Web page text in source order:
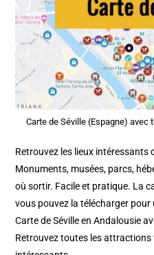
Carte de Séville (Espagne)
Retrouvez les lieux intéressants
Monuments, musées, parcs,
où sortir. Facile et pratique. La
vous pouvez la télécharger
Carte de Séville en Andalousie
Retrouvez toutes les